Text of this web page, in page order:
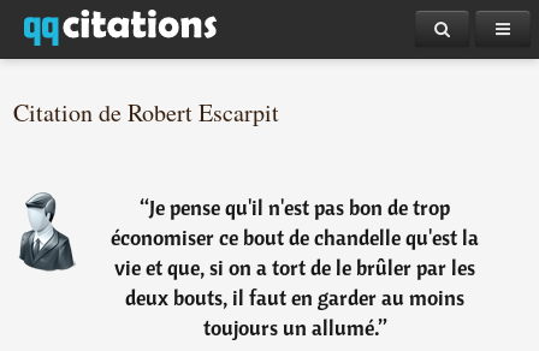
Citation de Robert Escarpit
“Je pense qu'il n'est pas bon de trop
économiser ce bout de chandelle qu'est la
vie et que, si on a tort de le brûler par les
deux bouts, il faut en garder au moins
toujours un allumé.”